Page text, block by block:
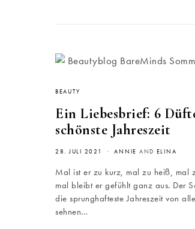
BEAUTY
Ein Liebesbrief: 6
schönste Jahreszeit
28. JULI 2021 ANNIE AND ELINA
Mal ist er zu kurz, mal zu heiß, mal
mal bleibt er gefühlt ganz aus. Der
die sprunghafteste Jahreszeit von
sehnen…